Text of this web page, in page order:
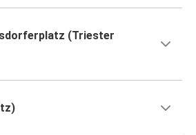
(Triester